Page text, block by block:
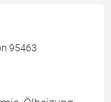
95463